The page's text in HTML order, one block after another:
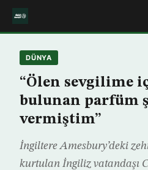
DÜNYA
“Ölen sevgilime
bulunan parfüm
vermiştim”
İngiltere Amesbury’deki
kurtulan İngiliz vatandaşı